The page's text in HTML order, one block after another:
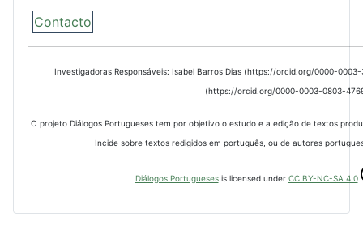
Contacto
Investigadoras Responsáveis: Isabel Barros Dias (https://orcid.org/0000-
(https://orcid.org/0000-0003-0803-
O projeto Diálogos Portugueses tem por objetivo o estudo e a edição de textos
Incide sobre textos redigidos em português, ou de autores
Diálogos Portuguesesis licensed under CC BY-NC-SA 4.0